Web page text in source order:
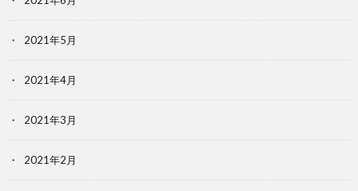
2021年5月
2021年4月
2021年3月
2021年2月